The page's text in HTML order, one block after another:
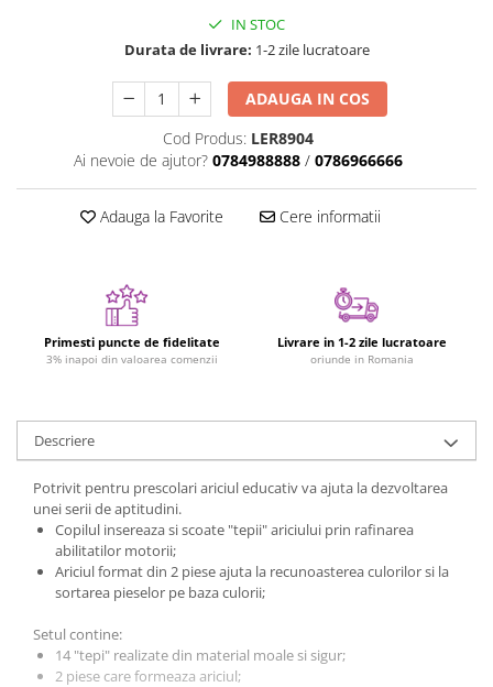
Papusi si Bebelusi Reborn
Figurine cu animale domestice
Figurine plus
Figurine
Jucarii Montessori
Jucarii cu alfabet
Jucarii cu cifre
Seturi Numberblocks
Jucarii fructe si legume
Puzzle-uri
Puzzle clasic
Puzzle incastru
Puzzle de podea
IQ puzzle
Jucarii de baie
Zornaitoare
IN STOC
Durata de livrare: 1-2 zile lucratoare
ADAUGA IN COS
Cod Produs: LER8904
Ai nevoie de ajutor? 0784988888 / 0786966666
Adauga la Favorite Cere informatii
Primesti puncte de fidelitate
3% inapoi din valoarea comenzii
Livrare in 1-2 zile lucratoare
oriunde in Romania
Descriere
Potrivit pentru prescolari ariciul educativ va ajuta la dezvoltarea
unei serii de aptitudini.
Copilul insereaza si scoate "tepii" ariciului prin rafinarea
abilitatilor motorii;
Ariciul format din 2 piese ajuta la recunoasterea culorilor si la
sortarea pieselor pe baza culorii;
Setul contine:
14 "tepi" realizate din material moale si sigur;
2 piese care formeaza ariciul;